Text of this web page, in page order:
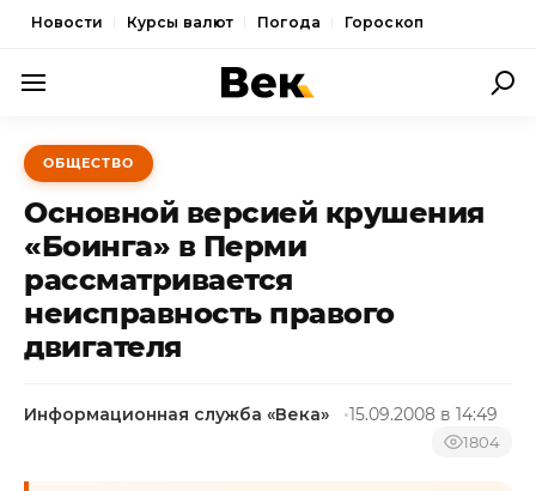
Новости Курсы валют Погода Гороскоп
ПОЛИТИКА
ЭКОНОМИКА
ОБЩЕСТВО
СПОРТ
КУЛЬТУРА
ОБЩЕСТВО
Основной версией крушения
«Боинга» в Перми
рассматривается
неисправность правого
двигателя
Информационная служба «Века» 15.09.2008 в 14:49
1804